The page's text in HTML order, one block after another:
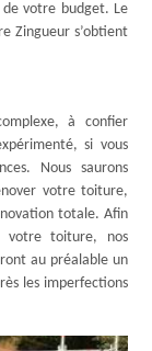
de votre budget. Le
Zingueur s’obtient
à confier
si vous
Nous saurons
votre toiture,
totale. Afin
votre toiture, nos
au préalable un
les imperfections